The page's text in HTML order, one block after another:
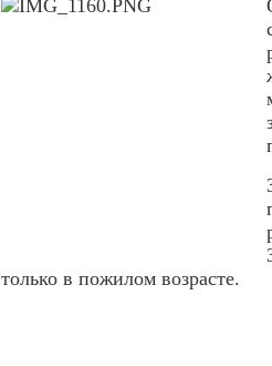
только в пожилом возрасте.